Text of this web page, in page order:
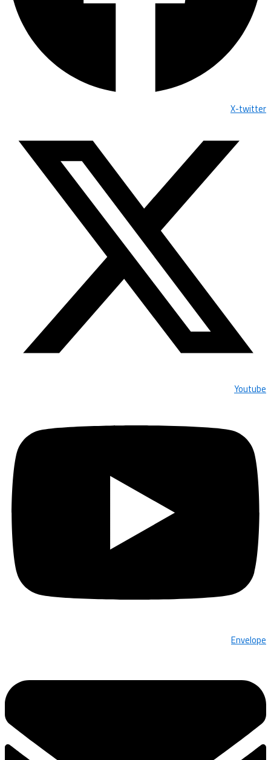
X-twitter
Youtube
Envelope